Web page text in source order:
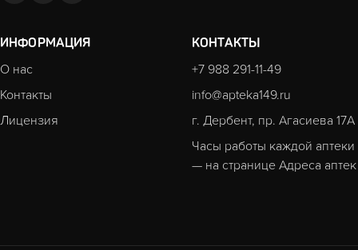
ИНФОРМАЦИЯ
О нас
Контакты
Лицензия
КОНТАКТЫ
+7 988 291-11-49
info@apteka149.ru
г. Дербент, пр. Агасиева 17А
Часы работы каждой аптеки
— на странице Адреса аптек